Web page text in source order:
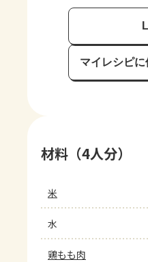
マイレシピに
保存済み
材料（4人分）
米
水
鶏もも肉